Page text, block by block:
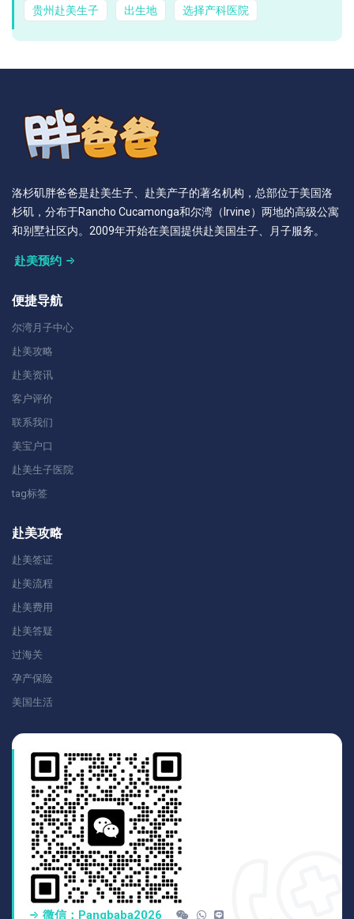
贵州赴美生子 出生地 选择产科医院
洛杉矶胖爸爸是赴美生子、赴美产子的著名机构，总部位于美国洛
杉矶，分布于Rancho Cucamonga和尔湾（Irvine）两地的高级公寓
和别墅社区内。2009年开始在美国提供赴美国生子、月子服务。
赴美预约
便捷导航
尔湾月子中心
赴美攻略
赴美资讯
客户评价
联系我们
美宝户口
赴美生子医院
tag标签
赴美攻略
赴美签证
赴美流程
赴美费用
赴美答疑
过海关
孕产保险
美国生活
微信：pangbaba2026